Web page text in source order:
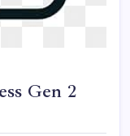
Gen 2